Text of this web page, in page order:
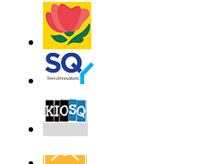
Villes
et
Villages
Fleuris
Saint-
Quentin
Billetterie